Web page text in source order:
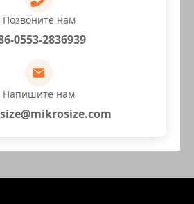
Позвоните нам
0553-2836939
Напишите нам